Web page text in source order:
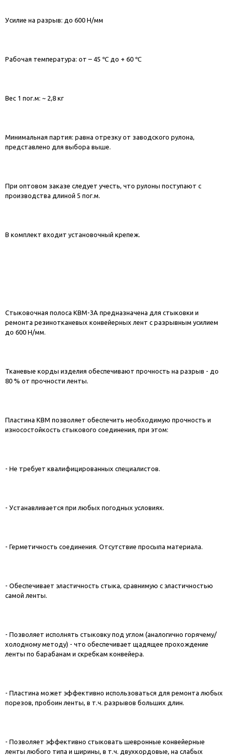
Усилие на разрыв: до 600 Н/мм
Рабочая температура: от – 45 ℃ до + 60 ℃
Вес 1 пог.м: ~ 2,8 кг
Минимальная партия: равна отрезку от заводского рулона,
представлено для выбора выше.
При оптовом заказе следует учесть, что рулоны поступают с
производства длиной 5 пог.м.
В комплект входит установочный крепеж.
Стыковочная полоса КВМ-3А предназначена для стыковки и
ремонта резинотканевых конвейерных лент с разрывным усилием
до 600 Н/мм.
Тканевые корды изделия обеспечивают прочность на разрыв - до
80 % от прочности ленты.
Пластина КВМ позволяет обеспечить необходимую прочность и
износостойкость стыкового соединения, при этом:
- Не требует квалифицированных специалистов.
- Устанавливается при любых погодных условиях.
- Герметичность соединения. Отсутствие просыпа материала.
- Обеспечивает эластичность стыка, сравнимую с эластичностью
самой ленты.
- Позволяет исполнять стыковку под углом (аналогично горячему/
холодному методу) - что обеспечивает щадящее прохождение
ленты по барабанам и скребкам конвейера.
- Пластина может эффективно использоваться для ремонта любых
порезов, пробоин ленты, в т.ч. разрывов больших длин.
- Позволяет эффективно стыковать шевронные конвейерные
ленты любого типа и ширины, в т.ч. двухкордовые, на слабых